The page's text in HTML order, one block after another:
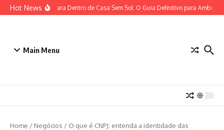
Ir para o conteúdo
Hot NewsPlantas para Dentro de Casa Sem Sol: O Guia Definitivo para
Main Menu
Home / Negócios / O que é CNPJ: entenda a identidade das